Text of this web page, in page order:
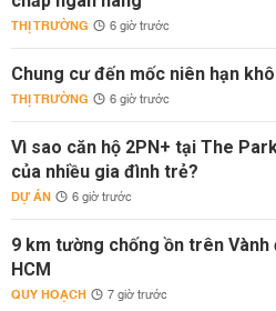
THỊ TRƯỜNG 6 giờ trước
Chung cư đến mốc niên hạn
THỊ TRƯỜNG 6 giờ trước
Vì sao căn hộ 2PN+ tại The
của nhiều gia đình trẻ?
DỰ ÁN 6 giờ trước
9 km tường chống ồn trên
HCM
QUY HOẠCH 7 giờ trước